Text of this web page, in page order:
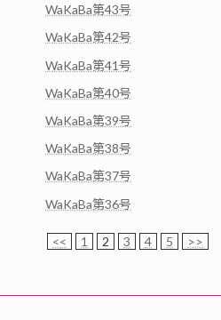
WaKaBa第43号
WaKaBa第42号
WaKaBa第41号
WaKaBa第40号
WaKaBa第39号
WaKaBa第38号
WaKaBa第37号
WaKaBa第36号
<< 1 2 3 4 5 >>